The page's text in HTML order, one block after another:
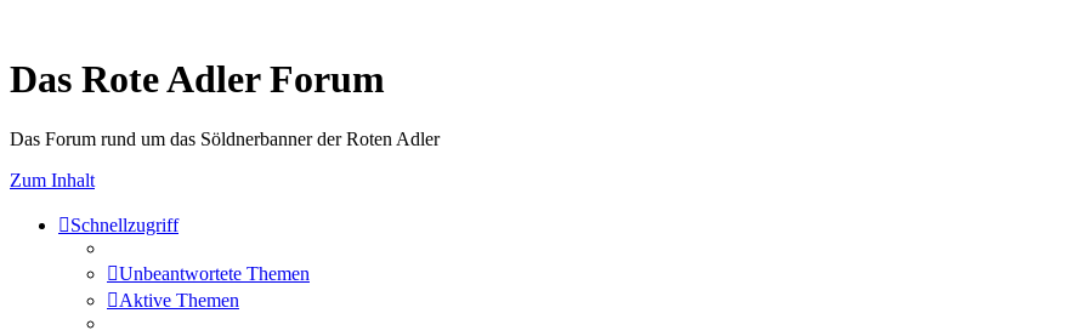
Das Rote Adler Forum
Das Forum rund um das Söldnerbanner der Roten Adler
Zum Inhalt
Schnellzugriff
Unbeantwortete Themen
Aktive Themen